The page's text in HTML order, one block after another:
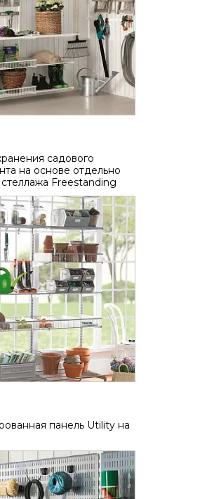
садового
на основе отдельно
Freestanding
панель Utility на